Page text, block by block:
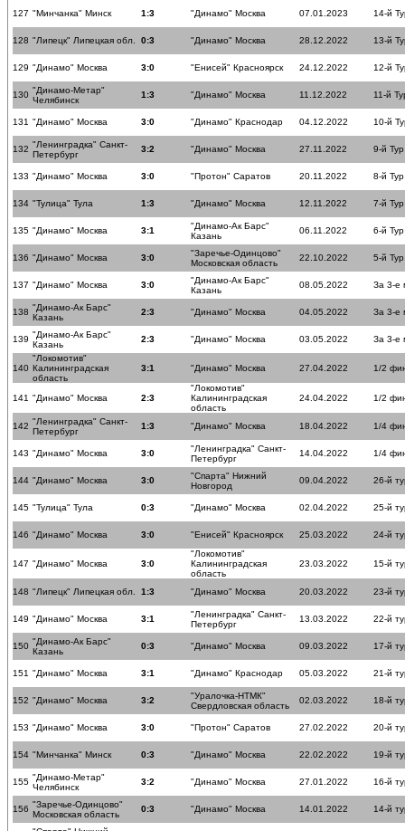
127 "Минчанка" Минск 1:3 "Динамо" Москва 07.01.2023 14-й
128 "Липецк" Липецкая обл. 0:3 "Динамо" Москва 28.12.2022 13-й
129 "Динамо" Москва 3:0 "Енисей" Красноярск 24.12.2022 12-й
130 "Динамо-Метар"
Челябинск
1:3 "Динамо" Москва 11.12.2022 11-й
131 "Динамо" Москва 3:0 "Динамо" Краснодар 04.12.2022 10-й
132 "Ленинградка" Санкт-
Петербург
3:2 "Динамо" Москва 27.11.2022 9-й Тур
133 "Динамо" Москва 3:0 "Протон" Саратов 20.11.2022 8-й Тур
134 "Тулица" Тула 1:3 "Динамо" Москва 12.11.2022 7-й Тур
135 "Динамо" Москва 3:1
"Динамо-Ак Барс"
Казань
06.11.2022 6-й Тур
136 "Динамо" Москва 3:0
"Заречье-Одинцово"
Московская область
22.10.2022 5-й Тур
137 "Динамо" Москва 3:0
"Динамо-Ак Барс"
Казань
08.05.2022 За 3-е
138 "Динамо-Ак Барс"
Казань
2:3 "Динамо" Москва 04.05.2022 За 3-е
139 "Динамо-Ак Барс"
Казань
2:3 "Динамо" Москва 03.05.2022 За 3-е
140
"Локомотив"
Калининградская
область
3:1 "Динамо" Москва 27.04.2022 1/2
141 "Динамо" Москва 2:3
"Локомотив"
Калининградская
область
24.04.2022 1/2
142 "Ленинградка" Санкт-
Петербург
1:3 "Динамо" Москва 18.04.2022 1/4
143 "Динамо" Москва 3:0
"Ленинградка" Санкт-
Петербург
14.04.2022 1/4
144 "Динамо" Москва 3:0
"Спарта" Нижний
Новгород
09.04.2022 26-й
145 "Тулица" Тула 0:3 "Динамо" Москва 02.04.2022 25-й
146 "Динамо" Москва 3:0 "Енисей" Красноярск 25.03.2022 24-й
147 "Динамо" Москва 3:0
"Локомотив"
Калининградская
область
23.03.2022 15-й
148 "Липецк" Липецкая обл. 1:3 "Динамо" Москва 20.03.2022 23-й
149 "Динамо" Москва 3:1
"Ленинградка" Санкт-
Петербург
13.03.2022 22-й
150 "Динамо-Ак Барс"
Казань
0:3 "Динамо" Москва 09.03.2022 17-й
151 "Динамо" Москва 3:1 "Динамо" Краснодар 05.03.2022 21-й
152 "Динамо" Москва 3:2
"Уралочка-НТМК"
Свердловская область
02.03.2022 18-й
153 "Динамо" Москва 3:0 "Протон" Саратов 27.02.2022 20-й
154 "Минчанка" Минск 0:3 "Динамо" Москва 22.02.2022 19-й
155 "Динамо-Метар"
Челябинск
3:2 "Динамо" Москва 27.01.2022 16-й
156 "Заречье-Одинцово"
Московская область
0:3 "Динамо" Москва 14.01.2022 14-й